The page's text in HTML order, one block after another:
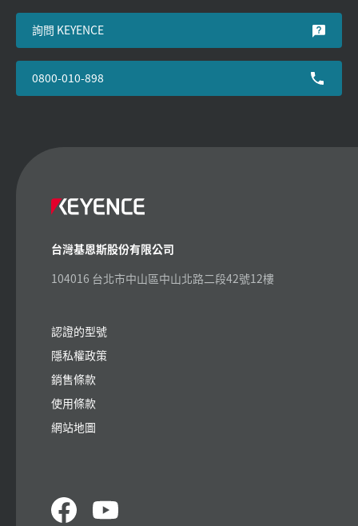
詢問 KEYENCE
0800-010-898
台灣基恩斯股份有限公司
104016 台北市中山區中山北路二段42號12樓
認證的型號
隱私權政策
銷售條款
使用條款
網站地圖